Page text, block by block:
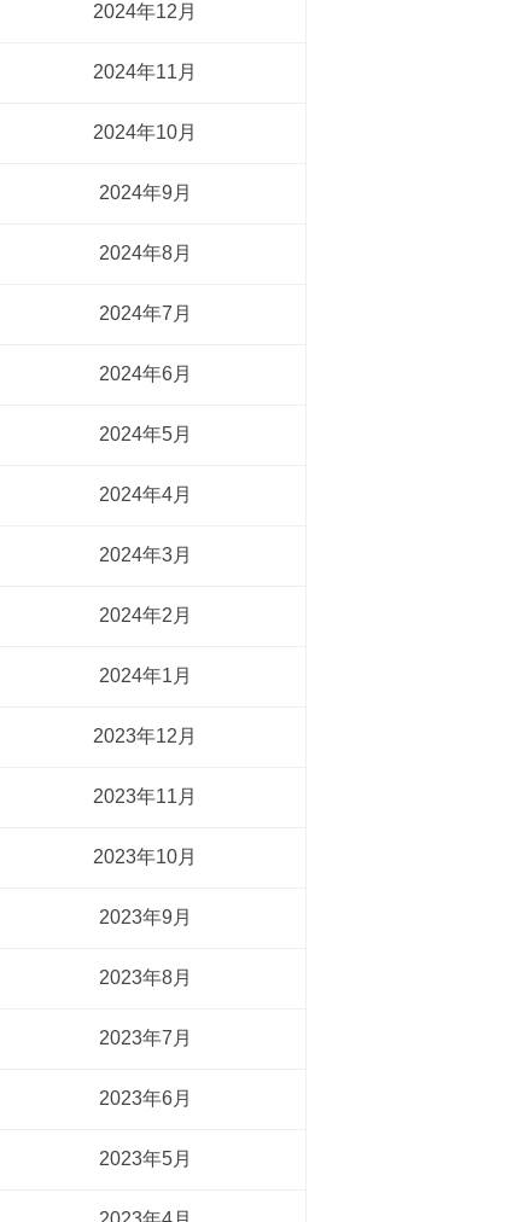
2024年12月
2024年11月
2024年10月
2024年9月
2024年8月
2024年7月
2024年6月
2024年5月
2024年4月
2024年3月
2024年2月
2024年1月
2023年12月
2023年11月
2023年10月
2023年9月
2023年8月
2023年7月
2023年6月
2023年5月